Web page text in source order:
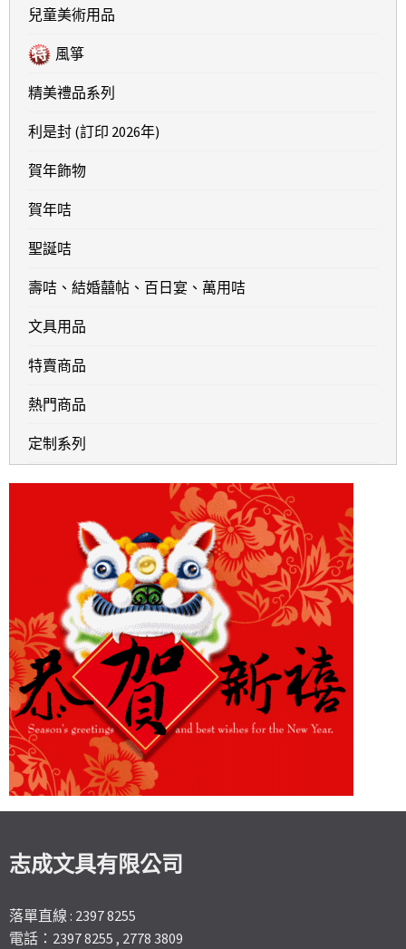
兒童美術用品
風箏
精美禮品系列
利是封 (訂印 2026年)
賀年飾物
賀年咭
聖誕咭
壽咭、結婚囍帖、百日宴、萬用咭
文具用品
特賣商品
熱門商品
定制系列
志成文具有限公司
落單直線 : 2397 8255
電話：2397 8255 , 2778 3809